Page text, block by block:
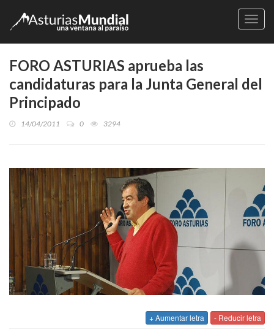
FORO ASTURIAS aprueba las
candidaturas para la Junta General del
Principado
14/04/2011 0 3294
+ Aumentar letra - Reducir letra